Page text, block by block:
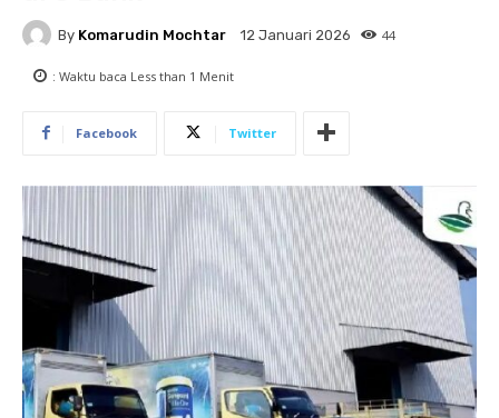
By Komarudin Mochtar 12 Januari 2026 44
: Waktu baca Less than 1 Menit
Facebook Twitter